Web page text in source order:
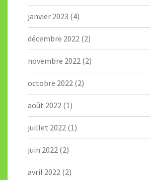
janvier 2023 (4)
décembre 2022 (2)
novembre 2022 (2)
octobre 2022 (2)
août 2022 (1)
juillet 2022 (1)
juin 2022 (2)
avril 2022 (2)